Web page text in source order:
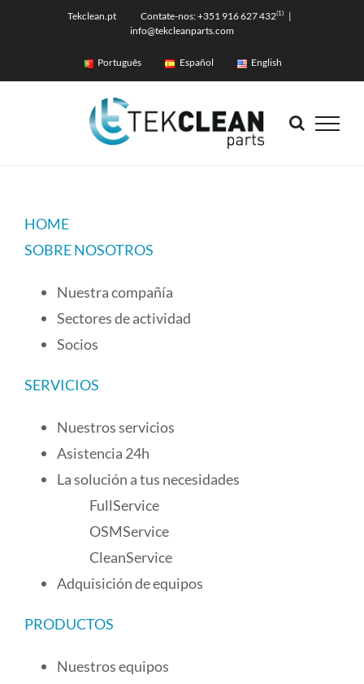
Tekclean.pt Contate-nos: +351 916 627 432(1)
|
info@tekcleanparts.com
Português Español English
HOME
SOBRE NOSOTROS
Nuestra compañía
Sectores de actividad
Socios
SERVICIOS
Nuestros servicios
Asistencia 24h
La solución a tus necesidades
FullService
OSMService
CleanService
Adquisición de equipos
PRODUCTOS
Nuestros equipos